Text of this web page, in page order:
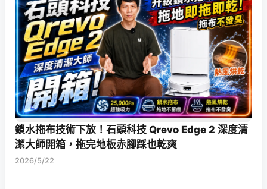
鎖水拖布技術下放！石頭科技 Qrevo Edge 2 深度清
潔大師開箱，拖完地板赤腳踩也乾爽
2026/5/22